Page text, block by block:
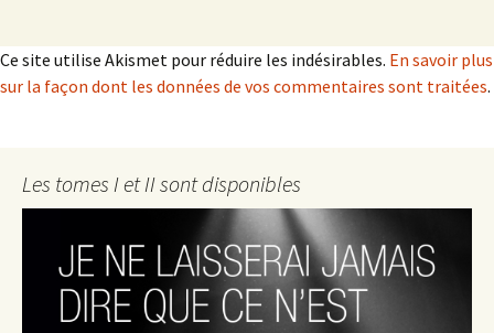
Ce site utilise Akismet pour réduire les indésirables. En savoir plus
sur la façon dont les données de vos commentaires sont traitées.
Les tomes I et II sont disponibles